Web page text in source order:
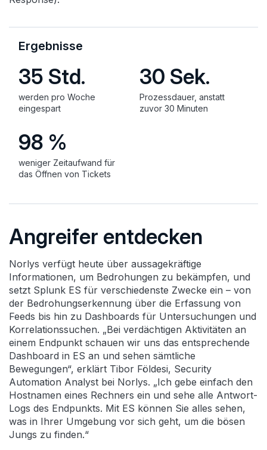
Ergebnisse
35 Std.
werden pro Woche
eingespart
30 Sek.
Prozessdauer, anstatt
zuvor 30 Minuten
98 %
weniger Zeitaufwand für
das Öffnen von Tickets
Angreifer entdecken
Norlys verfügt heute über aussagekräftige
Informationen, um Bedrohungen zu bekämpfen, und
setzt Splunk ES für verschiedenste Zwecke ein – von
der Bedrohungserkennung über die Erfassung von
Feeds bis hin zu Dashboards für Untersuchungen und
Korrelationssuchen. „Bei verdächtigen Aktivitäten an
einem Endpunkt schauen wir uns das entsprechende
Dashboard in ES an und sehen sämtliche
Bewegungen“, erklärt Tibor Földesi, Security
Automation Analyst bei Norlys. „Ich gebe einfach den
Hostnamen eines Rechners ein und sehe alle Antwort-
Logs des Endpunkts. Mit ES können Sie alles sehen,
was in Ihrer Umgebung vor sich geht, um die bösen
Jungs zu finden.“